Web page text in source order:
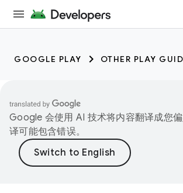
GOOGLE PLAY OTHER PLAY
Google 会使用 AI 技术将内容翻译成您
译可能包含错误。